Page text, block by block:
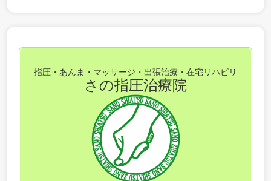
指圧・あんま・マッサージ・出張治療・在宅リハビリ
さの指圧治療院